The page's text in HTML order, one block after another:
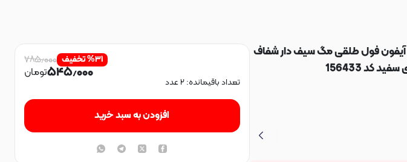
قاب گوشیiPhone 12 Pro Max آیفون فول طلقی مگ سیف دار شفاف
%۳۱ تخفیف ۷۸۵٫۰۰۰
۵۴۵٫۰۰۰تومان
تعداد باقیمانده: ۲عدد
افزودن به سبد خرید